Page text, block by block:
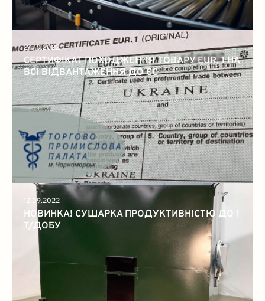
24.10.2022
СЕРТИФІКАТ ПОХОДЖЕННЯ ТОВАРУ EUR. 1 НА
ВСІ ВІДВАНТАЖЕННЯ ДО ЄС
12.09.2022
НОВИНКА! СУШАРКА ПРОДУКТИВНІСТЮ ДО 1
Т/ДОБУ